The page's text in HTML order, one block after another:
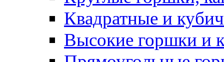
Квадратные и
Высокие горшки и